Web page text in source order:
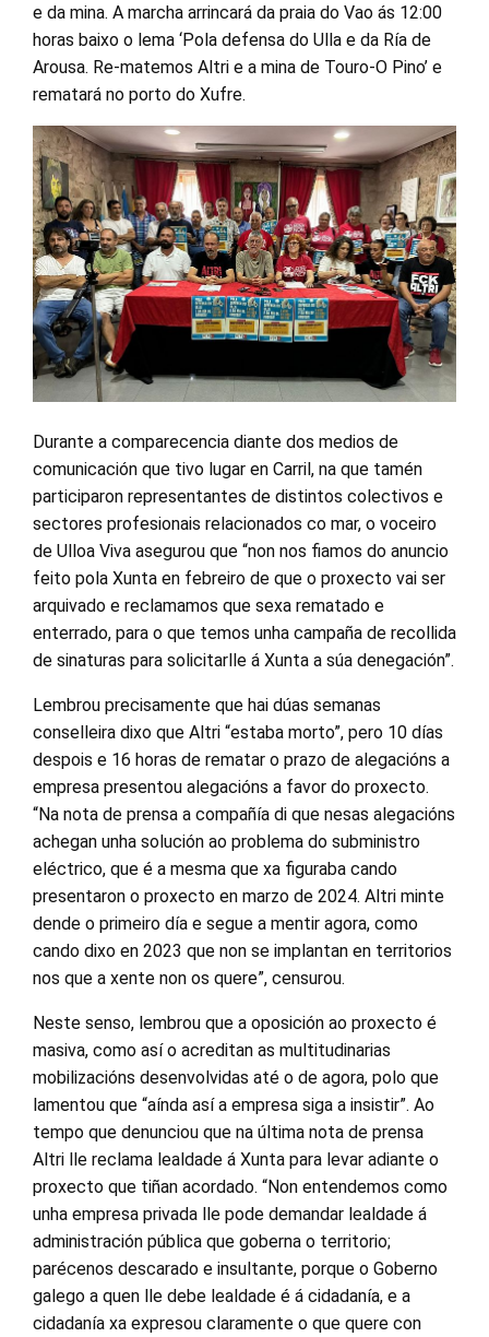
e da mina. A marcha arrincará da praia do Vao ás 12:00
horas baixo o lema ‘Pola defensa do Ulla e da Ría de
Arousa. Re-matemos Altri e a mina de Touro-O Pino’ e
rematará no porto do Xufre.
Durante a comparecencia diante dos medios de
comunicación que tivo lugar en Carril, na que tamén
participaron representantes de distintos colectivos e
sectores profesionais relacionados co mar, o voceiro
de Ulloa Viva asegurou que “non nos fiamos do anuncio
feito pola Xunta en febreiro de que o proxecto vai ser
arquivado e reclamamos que sexa rematado e
enterrado, para o que temos unha campaña de recollida
de sinaturas para solicitarlle á Xunta a súa denegación”.
Lembrou precisamente que hai dúas semanas
conselleira dixo que Altri “estaba morto”, pero 10 días
despois e 16 horas de rematar o prazo de alegacións a
empresa presentou alegacións a favor do proxecto.
“Na nota de prensa a compañía di que nesas alegacións
achegan unha solución ao problema do subministro
eléctrico, que é a mesma que xa figuraba cando
presentaron o proxecto en marzo de 2024. Altri minte
dende o primeiro día e segue a mentir agora, como
cando dixo en 2023 que non se implantan en territorios
nos que a xente non os quere”, censurou.
Neste senso, lembrou que a oposición ao proxecto é
masiva, como así o acreditan as multitudinarias
mobilizacións desenvolvidas até o de agora, polo que
lamentou que “aínda así a empresa siga a insistir”. Ao
tempo que denunciou que na última nota de prensa
Altri lle reclama lealdade á Xunta para levar adiante o
proxecto que tiñan acordado. “Non entendemos como
unha empresa privada lle pode demandar lealdade á
administración pública que goberna o territorio;
parécenos descarado e insultante, porque o Goberno
galego a quen lle debe lealdade é á cidadanía, e a
cidadanía xa expresou claramente o que quere con